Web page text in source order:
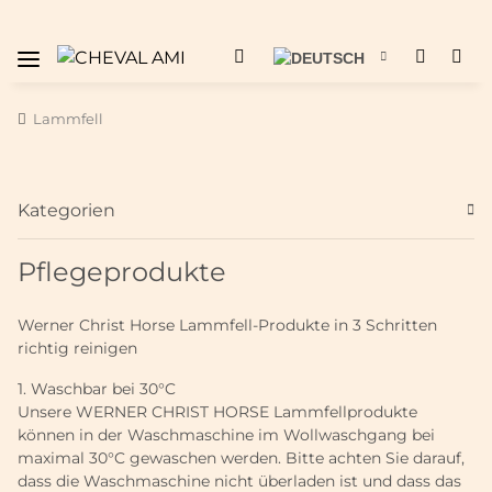
Lammfell
Pflegeprodukte
Werner Christ Horse Lammfell-Produkte in 3 Schritten
richtig reinigen
1. Waschbar bei 30°C
Unsere WERNER CHRIST HORSE Lammfellprodukte
können in der Waschmaschine im Wollwaschgang bei
maximal 30°C gewaschen werden. Bitte achten Sie darauf,
dass die Waschmaschine nicht überladen ist und dass das
Kategorien